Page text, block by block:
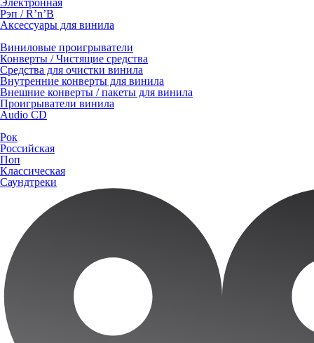
Рэп / R’n’B
Аксессуары для винила
Виниловые проигрыватели
Конверты / Чистящие средства
Средства для очистки винила
Внутренние конверты для винила
Внешние конверты / пакеты для винила
Проигрыватели винила
Audio CD
Рок
Российская
Поп
Классическая
Саундтреки